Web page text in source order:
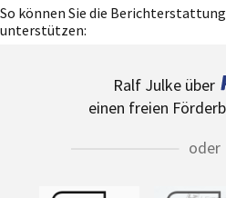
So können Sie die
unterstützen:
Ralf Julke über
einen freien
oder